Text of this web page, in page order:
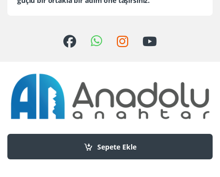
Sepete Ekle
Sorularınız mı var?
+90 552 436 80 30